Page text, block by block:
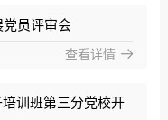
党员评审会
查看详情
训班第三分党校开